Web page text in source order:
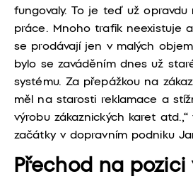
fungovaly. To je teď už opravdu
práce. Mnoho trafik neexistuje
se prodávají jen v malých
bylo se zaváděním dnes už
systému. Za přepážkou na
měl na starosti reklamace a
výrobu zákaznických karet
začátky v dopravním podniku
Přechod na